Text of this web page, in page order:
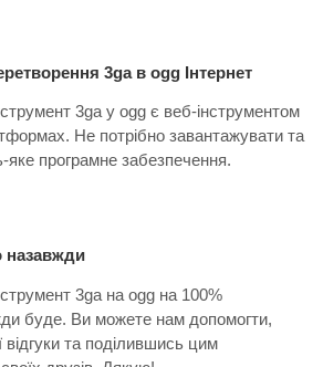
3ga в ogg Інтернет
3ga у ogg ​​є веб-інструментом
Не потрібно завантажувати та
програмне забезпечення.
назавжди
3ga на ogg на 100%
буде. Ви можете нам допомогти,
та поділившись цим